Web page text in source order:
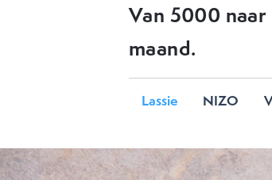
Van 5000 naar
maand.
Lassie NIZO